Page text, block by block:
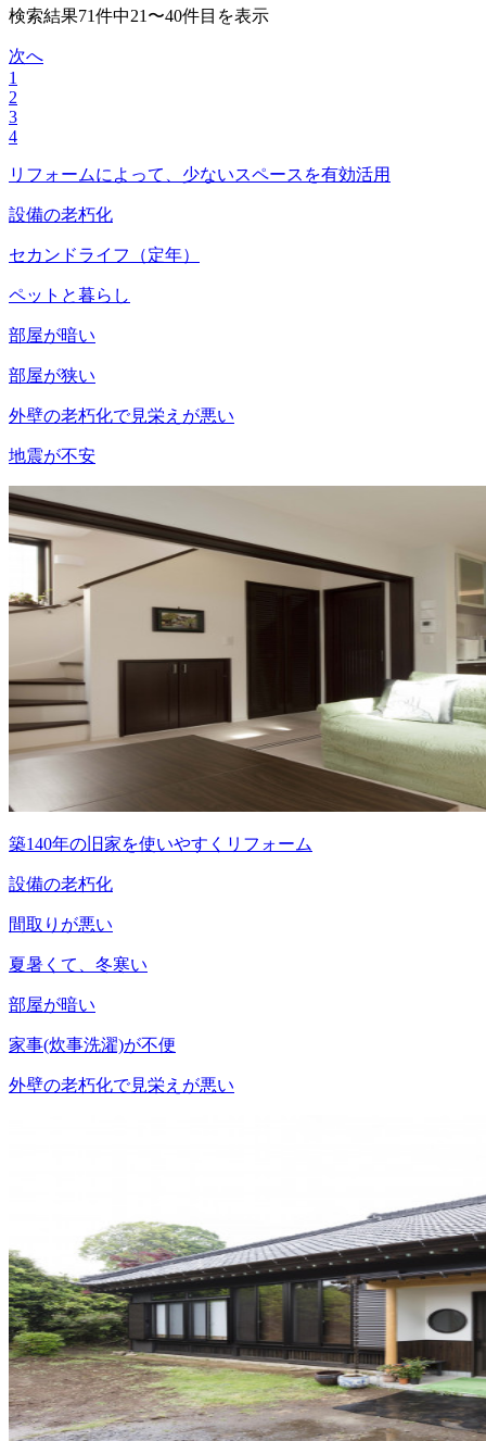
検索結果71件中21〜40件目を表示
次へ
1
2
3
4
リフォームによって、少ないスペースを有効活用
設備の老朽化
セカンドライフ（定年）
ペットと暮らし
部屋が暗い
部屋が狭い
外壁の老朽化で見栄えが悪い
地震が不安
築140年の旧家を使いやすくリフォーム
設備の老朽化
間取りが悪い
夏暑くて、冬寒い
部屋が暗い
家事(炊事洗濯)が不便
外壁の老朽化で見栄えが悪い